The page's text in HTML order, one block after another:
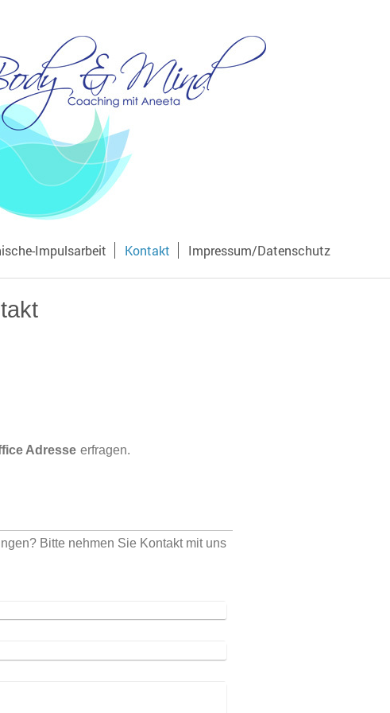
Impulsarbeit Kontakt Impressum/Datenschutz
Adresse erfragen.
Bitte nehmen Sie Kontakt mit uns